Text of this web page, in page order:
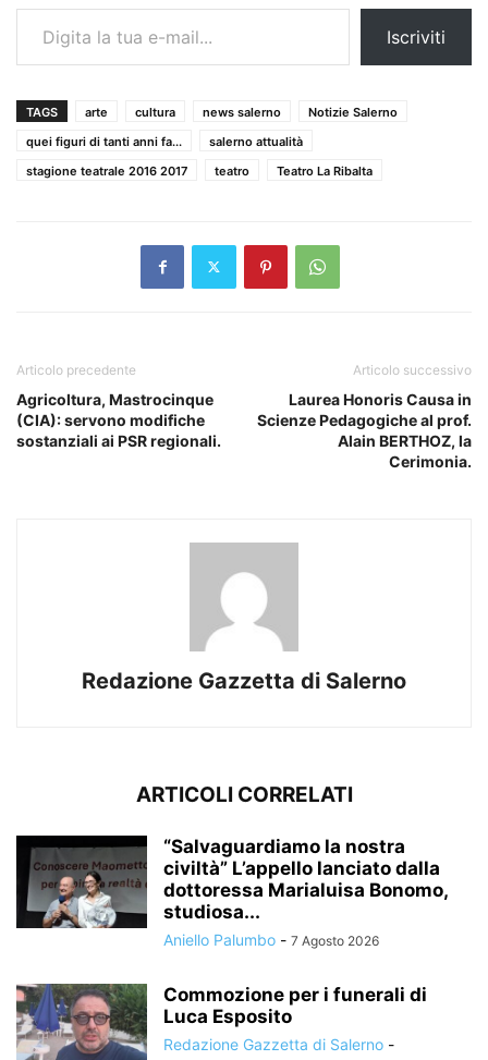
Digita la tua e-mail...
Iscriviti
TAGS arte cultura news salerno
Notizie Salerno
quei figuri di tanti anni fa...
salerno attualità
stagione teatrale 2016 2017
teatro Teatro La Ribalta
Articolo precedente
Agricoltura, Mastrocinque
(CIA): servono modifiche
sostanziali ai PSR regionali.
Articolo successivo
Laurea Honoris Causa in
Scienze Pedagogiche al prof.
Alain BERTHOZ, la
Cerimonia.
Redazione Gazzetta di Salerno
ARTICOLI CORRELATI
“Salvaguardiamo la nostra
civiltà” L’appello lanciato dalla
dottoressa Marialuisa Bonomo,
studiosa...
Aniello Palumbo - 7 Agosto 2026
Commozione per i funerali di
Luca Esposito
Redazione Gazzetta di Salerno -